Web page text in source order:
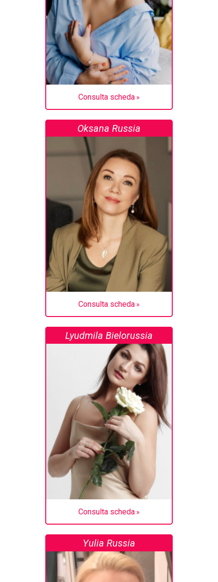
Consulta scheda
Oksana Russia
Consulta scheda
Lyudmila Bielorussia
Consulta scheda
Yulia Russia